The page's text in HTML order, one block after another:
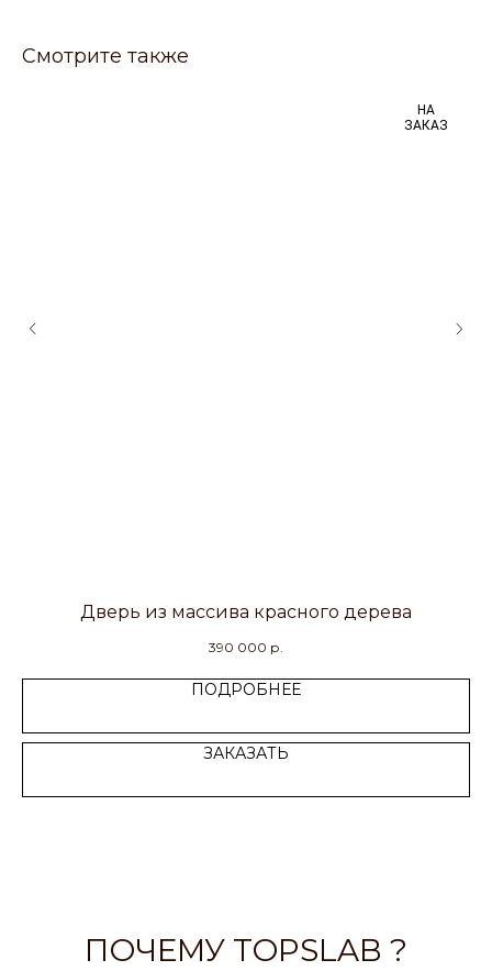
Смотрите также
НА
ЗАКАЗ
Дверь из массива красного дерева
390 000 р.
ПОДРОБНЕЕ
ЗАКАЗАТЬ
ПОЧЕМУ TOPSLAB ?